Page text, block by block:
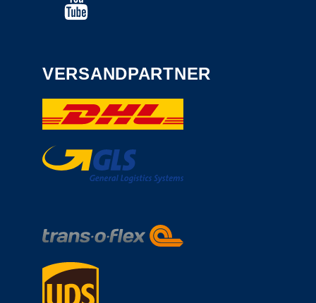
VERSANDPARTNER